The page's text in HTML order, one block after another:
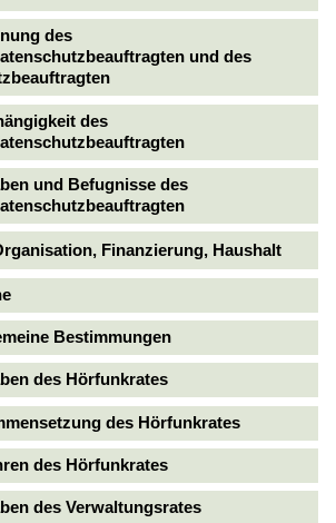
des
und des
des
und Befugnisse des
Finanzierung, Haushalt
Bestimmungen
des Hörfunkrates
des Hörfunkrates
des Hörfunkrates
des Verwaltungsrates